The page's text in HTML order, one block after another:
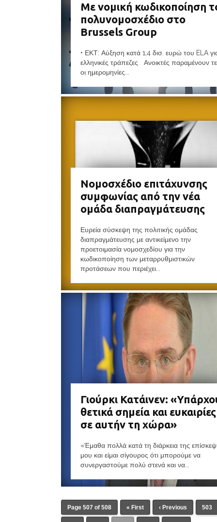
Με νομική κωδικοποίηση
πολυνομοσχέδιο στο
Brussels Group
• ΕΚΤ: Αύξηση κατά 1,4 δισ. ευρώ του ELA
ελληνικές τράπεζες Ανοικτές παραμένουν
οι ημερομηνίες...
Νομοσχέδιο επιτάχυνσης
συμφωνίας από την νέα
ομάδα διαπραγμάτευσης
Ευρεία σύσκεψη της πολιτικής ομάδας
διαπραγμάτευσης με αντικείμενο την
προετοιμασία νομοσχεδίου για την
κωδικοποίηση των μεταρρυθμιστικών
προτάσεων που περιέχει...
Γιούρκι Κατάινεν:
θετικά σημεία και ευκαιρίες
σε αυτήν τη χώρα»
«Έμαθα πολλά κατά τη διάρκεια της
μου και είμαι σίγουρος ότι μπορούμε να
συνεργαστούμε πολύ στενά και να...
Page 507 of 508 « First ‹ Previous 503